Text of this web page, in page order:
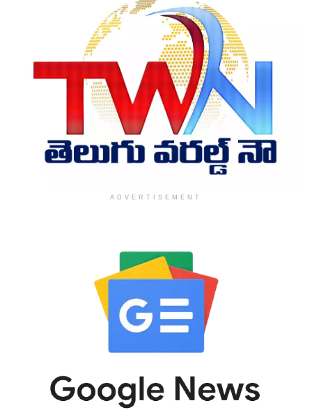
ADVERTISEMENT